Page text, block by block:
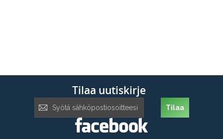
Tilaa uutiskirje
uutiskirje:
Tilaa